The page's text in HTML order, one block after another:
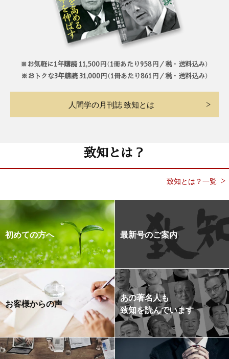
※お気軽に1年購読 11,500円（1冊あたり958円／税・送料込み）
※おトクな3年購読 31,000円（1冊あたり861円／税・送料込み）
人間学の月刊誌 致知とは
致知とは？
致知とは？一覧
初めての方へ 最新号のご案内
お客様からの声
あの著名人も
致知を読んでいます